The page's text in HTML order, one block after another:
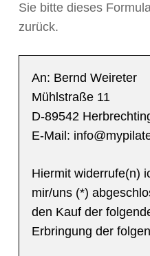
Sie bitte dieses
zurück.
An: Bernd Weireter
Mühlstraße 11
D-89542
E-Mail:
Hiermit widerrufe(n)
mir/uns (*)
den Kauf der
Erbringung der